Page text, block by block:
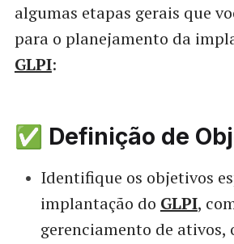
algumas etapas gerais que
para o planejamento da
GLPI:
✅ Definição de
Identifique os objetivos
implantação do GLPI,
gerenciamento de ativos,